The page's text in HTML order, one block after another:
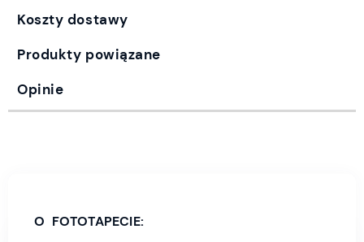
Koszty dostawy
Produkty powiązane
Opinie
O FOTOTAPECIE: